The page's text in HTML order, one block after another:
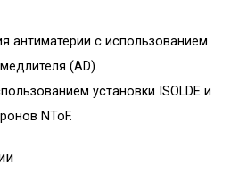
антиматерии с использованием
(AD).
установки ISOLDE и
NToF.